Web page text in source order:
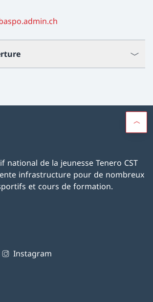
national de la jeunesse Tenero CST
infrastructure pour de nombreux
et cours de formation.
Instagram